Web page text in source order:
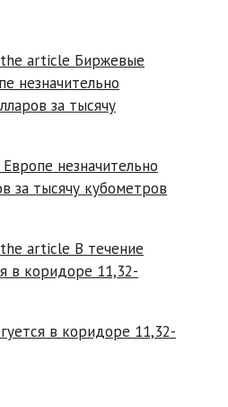
незначительно
за тысячу кубометров
в коридоре 11,32-